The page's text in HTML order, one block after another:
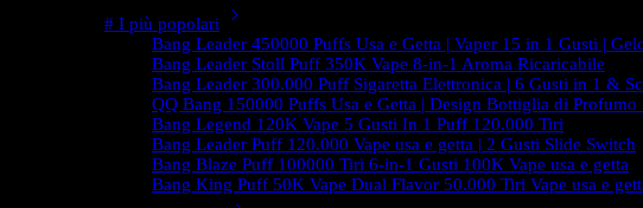
# I più popolari
Bang Leader 450000 Puffs Usa e Getta | Vaper 15 in 1 Gusti |
Bang Leader Stoll Puff 350K Vape 8-in-1 Aroma Ricaricabile
Bang Leader 300.000 Puff Sigaretta Elettronica | 6 Gusti in 1 &
QQ Bang 150000 Puffs Usa e Getta | Design Bottiglia di
Bang Legend 120K Vape 5 Gusti In 1 Puff 120.000 Tiri
Bang Leader Puff 120.000 Vape usa e getta | 2 Gusti Slide Switch
Bang Blaze Puff 100000 Tiri 6-in-1 Gusti 100K Vape usa e getta
Bang King Puff 50K Vape Dual Flavor 50.000 Tiri Vape usa e